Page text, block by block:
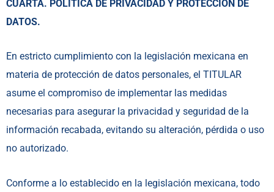
CUARTA. POLÍTICA DE PRIVACIDAD Y PROTECCIÓN DE
DATOS.
En estricto cumplimiento con la legislación mexicana en
materia de protección de datos personales, el TITULAR
asume el compromiso de implementar las medidas
necesarias para asegurar la privacidad y seguridad de la
información recabada, evitando su alteración, pérdida o uso
no autorizado.
Conforme a lo establecido en la legislación mexicana, todo